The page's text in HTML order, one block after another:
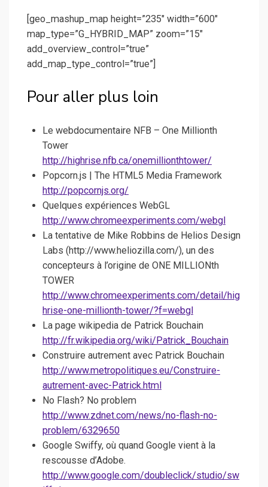
[geo_mashup_map height=”235″ width=”600″
map_type=”G_HYBRID_MAP” zoom=”15″
add_overview_control=”true”
add_map_type_control=”true”]
Pour aller plus loin
Le webdocumentaire NFB – One Millionth
Tower
http://highrise.nfb.ca/onemillionthtower/
Popcorn.js | The HTML5 Media Framework
http://popcornjs.org/
Quelques expériences WebGL
http://www.chromeexperiments.com/webgl
La tentative de Mike Robbins de Helios Design
Labs (http://www.heliozilla.com/), un des
concepteurs à l’origine de ONE MILLIONth
TOWER
http://www.chromeexperiments.com/detail/hig
hrise-one-millionth-tower/?f=webgl
La page wikipedia de Patrick Bouchain
http://fr.wikipedia.org/wiki/Patrick_Bouchain
Construire autrement avec Patrick Bouchain
http://www.metropolitiques.eu/Construire-
autrement-avec-Patrick.html
No Flash? No problem
http://www.zdnet.com/news/no-flash-no-
problem/6329650
Google Swiffy, où quand Google vient à la
rescousse d’Adobe.
http://www.google.com/doubleclick/studio/sw